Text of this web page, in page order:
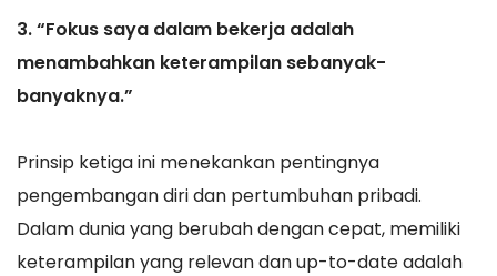
3. “Fokus saya dalam bekerja adalah
menambahkan keterampilan sebanyak-
banyaknya.”
Prinsip ketiga ini menekankan pentingnya
pengembangan diri dan pertumbuhan pribadi.
Dalam dunia yang berubah dengan cepat, memiliki
keterampilan yang relevan dan up-to-date adalah